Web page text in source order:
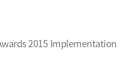
2015 Implementation